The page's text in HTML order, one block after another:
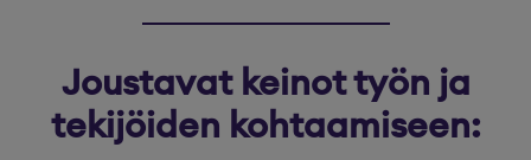
Joustavat keinot työn ja
tekijöiden kohtaamiseen: